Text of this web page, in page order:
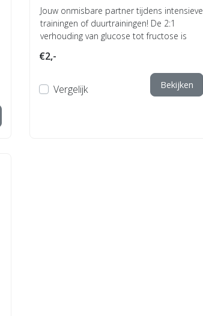
Jouw onmisbare partner tijdens intensieve
trainingen of duurtrainingen! De 2:1
verhouding van glucose tot fructose is
€2,-
Vergelijk Bekijken